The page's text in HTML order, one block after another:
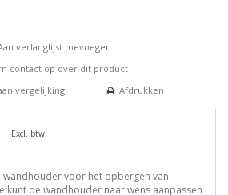
verlanglijst toevoegen
contact op over dit product
vergelijking
Afdrukken
Excl. btw
wandhouder voor het opbergen van
kunt de wandhouder naar wens aanpassen